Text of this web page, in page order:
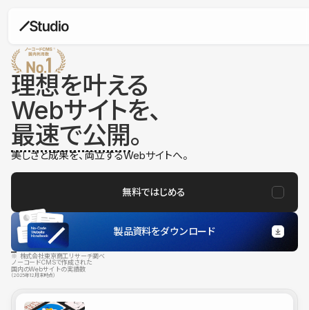
理想を叶える
Webサイトを、
最速で公開。
美しさと成果を、両立するWebサイトへ。
無料ではじめる
製品資料をダウンロード
※ 株式会社東京商工リサーチ調べ
ノーコードCMSで作成された
国内のWebサイトの実績数
（2025年12月末時点）